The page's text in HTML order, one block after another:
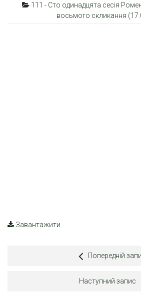
111 - Сто одинадцята сесія
восьмого скликання
Завантажити
Попередній
Наступний запис